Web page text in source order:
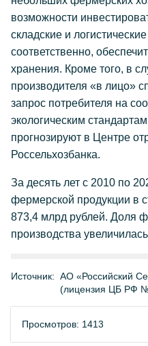
возможности
складские и
соответственно,
хранения. Кроме того, в
производителя «в лицо»
запрос потребителя на
экологическим
прогнозируют в Центре
Россельхозбанка.
За десять лет с 2010 по
фермерской продукции в
873,4 млрд рублей. Доля
производства
Источник: АО «Российский
(лицензия ЦБ РФ
Просмотров: 1413